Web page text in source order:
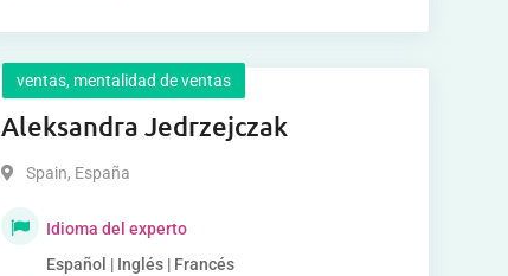
ventas, mentalidad de ventas
Aleksandra Jedrzejczak
Spain, España
Idioma del experto
Español | Inglés | Francés